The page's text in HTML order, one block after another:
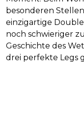
besonderen
einzigartige
noch schwieriger
Geschichte des
drei perfekte Legs